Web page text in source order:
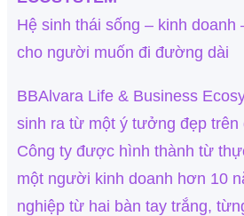
Hệ sinh thái sống – kinh doanh
cho người muốn đi đường dài
BBAlvara Life & Business
sinh ra từ một ý tưởng đẹp trên
Công ty được hình thành từ
một người kinh doanh hơn 10
nghiệp từ hai bàn tay trắng,